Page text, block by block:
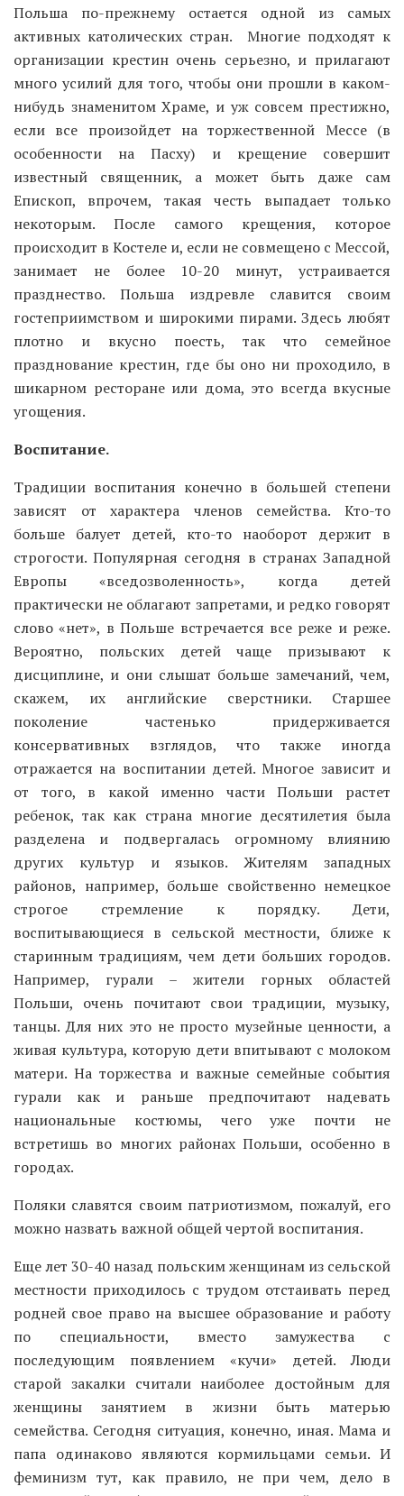
Польша по-прежнему остается одной из самых
активных католических стран. Многие подходят к
организации крестин очень серьезно, и прилагают
много усилий для того, чтобы они прошли в каком-
нибудь знаменитом Храме, и уж совсем престижно,
если все произойдет на торжественной Мессе (в
особенности на Пасху) и крещение совершит
известный священник, а может быть даже сам
Епископ, впрочем, такая честь выпадает только
некоторым. После самого крещения, которое
происходит в Костеле и, если не совмещено с Мессой,
занимает не более 10-20 минут, устраивается
празднество. Польша издревле славится своим
гостеприимством и широкими пирами. Здесь любят
плотно и вкусно поесть, так что семейное
празднование крестин, где бы оно ни проходило, в
шикарном ресторане или дома, это всегда вкусные
угощения.
Воспитание.
Традиции воспитания конечно в большей степени
зависят от характера членов семейства. Кто-то
больше балует детей, кто-то наоборот держит в
строгости. Популярная сегодня в странах Западной
Европы «вседозволенность», когда детей
практически не облагают запретами, и редко говорят
слово «нет», в Польше встречается все реже и реже.
Вероятно, польских детей чаще призывают к
дисциплине, и они слышат больше замечаний, чем,
скажем, их английские сверстники. Старшее
поколение частенько придерживается
консервативных взглядов, что также иногда
отражается на воспитании детей. Многое зависит и
от того, в какой именно части Польши растет
ребенок, так как страна многие десятилетия была
разделена и подвергалась огромному влиянию
других культур и языков. Жителям западных
районов, например, больше свойственно немецкое
строгое стремление к порядку. Дети,
воспитывающиеся в сельской местности, ближе к
старинным традициям, чем дети больших городов.
Например, гурали – жители горных областей
Польши, очень почитают свои традиции, музыку,
танцы. Для них это не просто музейные ценности, а
живая культура, которую дети впитывают с молоком
матери. На торжества и важные семейные события
гурали как и раньше предпочитают надевать
национальные костюмы, чего уже почти не
встретишь во многих районах Польши, особенно в
городах.
Поляки славятся своим патриотизмом, пожалуй, его
можно назвать важной общей чертой воспитания.
Еще лет 30-40 назад польским женщинам из сельской
местности приходилось с трудом отстаивать перед
родней свое право на высшее образование и работу
по специальности, вместо замужества с
последующим появлением «кучи» детей. Люди
старой закалки считали наиболее достойным для
женщины занятием в жизни быть матерью
семейства. Сегодня ситуация, конечно, иная. Мама и
папа одинаково являются кормильцами семьи. И
феминизм тут, как правило, не при чем, дело в